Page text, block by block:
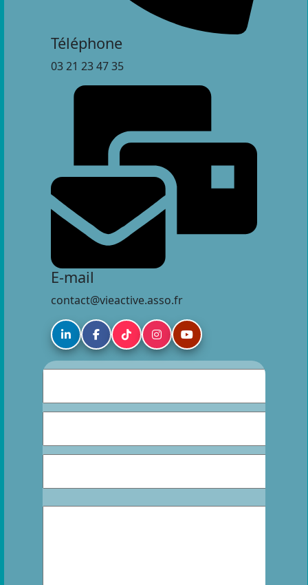
Téléphone
03 21 23 47 35
E-mail
contact@vieactive.asso.fr